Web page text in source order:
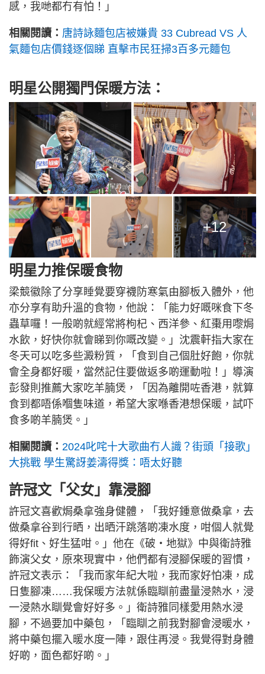
感，我哋都冇有怕！」
相關閱讀： 唐詩詠麵包店被嫌貴 33 Cubread VS 人
氣麵包店價錢逐個睇 直擊市民狂掃3百多元麵包
明星公開獨門保暖方法：
+12
明星力推保暖食物
梁競徽除了分享睡覺要穿襪防寒氣由腳板入體外，他
亦分享有助升溫的食物，他說：「能力好嘅咪食下冬
蟲草囉！一般啲就經常將枸杞、西洋參、紅棗用嚟焗
水飲，好快你就會睇到你嘅改變。」沈震軒指大家在
冬天可以吃多些澱粉質，「食到自己個肚好飽，你就
會全身都好暖，當然記住要做返多啲運動啦！」導演
彭發則推薦大家吃羊腩煲，「因為離開咗香港，就算
食到都唔係嗰隻味道，希望大家喺香港想保暖，試吓
食多啲羊腩煲。」
相關閱讀： 2024叱咤十大歌曲冇人識？街頭「接歌」
大挑戰 學生驚訝姜濤得獎：唔太好聽
許冠文「父女」靠浸腳
許冠文喜歡焗桑拿強身健體，「我好鍾意做桑拿，去
做桑拿谷到行晒，出晒汗跳落啲凍水度，咁個人就覺
得好fit、好生猛咁。」他在《破‧地獄》中與衛詩雅
飾演父女，原來現實中，他們都有浸腳保暖的習慣，
許冠文表示：「我而家年紀大啦，我而家好怕凍，成
日隻腳凍……我保暖方法就係臨瞓前盡量浸熱水，浸
一浸熱水瞓覺會好好多。」衛詩雅同樣愛用熱水浸
腳，不過要加中藥包，「臨瞓之前我對腳會浸暖水，
將中藥包擺入暖水度一陣，跟住再浸。我覺得對身體
好啲，面色都好啲。」